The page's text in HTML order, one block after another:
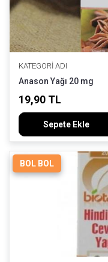
KATEGORI ADI
Anason Yağı 20 mg
19,90 TL
Sepete Ekle
BOL BOL